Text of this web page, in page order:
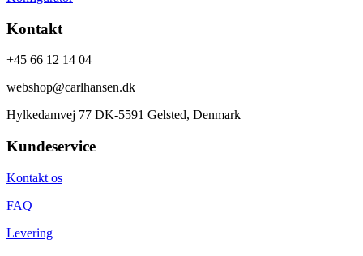
Kontakt
+45 66 12 14 04
webshop@carlhansen.dk
Hylkedamvej 77 DK-5591 Gelsted, Denmark
Kundeservice
Kontakt os
FAQ
Levering